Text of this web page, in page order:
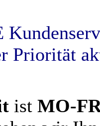
Priorität
ist MO-